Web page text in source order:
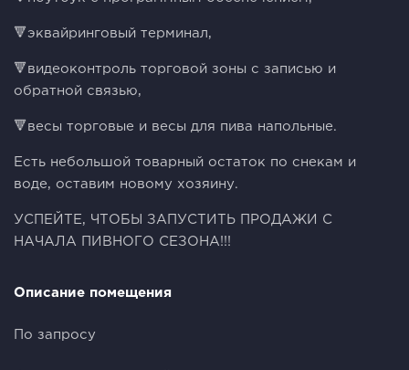
🔻эквайринговый терминал,
🔻видеоконтроль торговой зоны с записью и
обратной связью,
🔻весы торговые и весы для пива напольные.
Есть небольшой товарный остаток по снекам и
воде, оставим новому хозяину.
УСПЕЙТЕ, ЧТОБЫ ЗАПУСТИТЬ ПРОДАЖИ С
НАЧАЛА ПИВНОГО СЕЗОНА!!!
Описание помещения
По запросу